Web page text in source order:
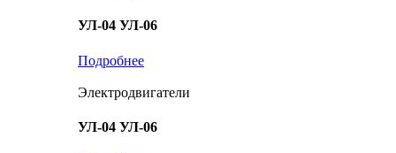
УЛ-04 УЛ-06
Подробнее
Электродвигатели
УЛ-04 УЛ-06